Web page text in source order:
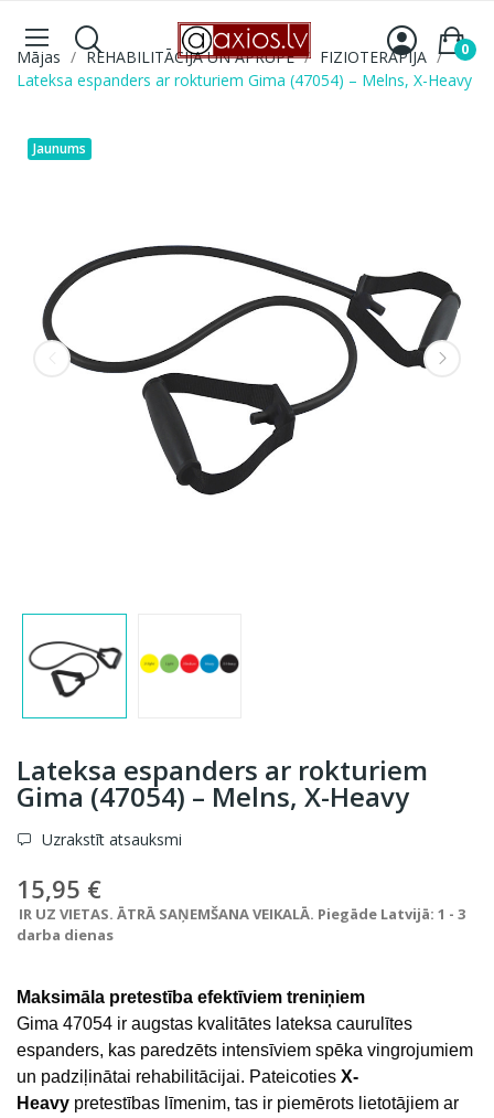
0
Mājas REHABILITĀCIJA UN APRŪPE
FIZIOTERAPIJA
Lateksa espanders ar rokturiem Gima (47054) – Melns, X-Heavy
Jaunums
Lateksa espanders ar rokturiem
Gima (47054) – Melns, X-Heavy
Uzrakstīt atsauksmi
15,95 €
IR UZ VIETAS. ĀTRĀ SAŅEMŠANA VEIKALĀ. Piegāde Latvijā: 1 - 3
darba dienas
Maksimāla pretestība efektīviem treniņiem
Gima 47054 ir augstas kvalitātes lateksa caurulītes
espanders, kas paredzēts intensīviem spēka vingrojumiem
un padziļinātai rehabilitācijai. Pateicoties X-
Heavy pretestības līmenim, tas ir piemērots lietotājiem ar